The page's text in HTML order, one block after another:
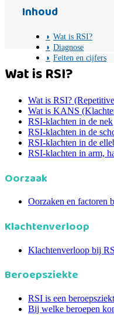
Inhoud
Wat is RSI?
Diagnose
Feiten en cijfers
Wat is RSI?
Wat is RSI?
Wat is KANS
RSI-klachten in de nek
RSI-klachten in de
RSI-klachten in de
RSI-klachten in arm,
Oorzaak
Oorzaken en factoren
Klachtenverloop
Klachtenverloop bij
Beroepsziekte
RSI is een
Bij welke beroepen